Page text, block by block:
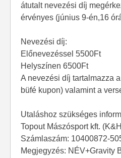
átutalt nevezési díj
érvényes (június 9-én,16
Nevezési díj:
Előnevezéssel 5500Ft
Helyszínen 6500Ft
A nevezési díj tartalmazza
büfé kupon) valamint a
Utaláshoz szükséges
Topout Mászósport kft.
Számlaszám: 10400872-
Megjegyzés: NÉV+Gravity